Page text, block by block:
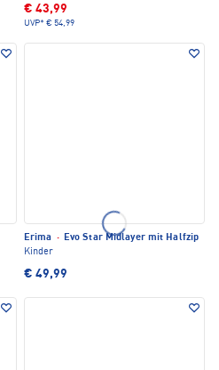
€ 43,99
UVP* € 54,99
Erima · Evo Star Midlayer mit Halfzip
Kinder
€ 49,99